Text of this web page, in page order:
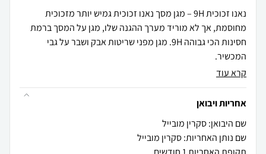
נאנו זכוכית 9H – מגן מסך נאנו זכוכית גמיש יותר מזכוכית
מחוסמת, אך לא מוריד מערך ההגנה שלו, מגן על המסך ברמת
חסינות הכי גבוהה 9H. מגן מפני שריטות אבק ושבר על גבי
המכשיר.
קרא עוד
אחריות ויבואן
שם היבואן: סקרין מובייל
שם נותן האחריות: סקרין מובייל